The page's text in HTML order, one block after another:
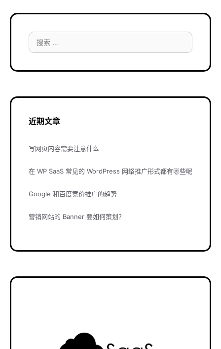
搜
索：
近期文章
写网页内容需要注意什么
在 WP SaaS 常见的 WordPress 网络推广形式都有哪些呢
Google 和百度竞价推广的趋势
营销网站的 Banner 要如何策划？